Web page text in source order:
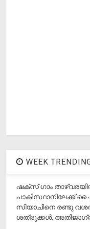
WEEK
ഷക്സ് ​ഗാം
പാകിസ്ഥാനിലേക്ക്
സിയാചിനെ രണ്ടു
ശത്രുക്കൾ,